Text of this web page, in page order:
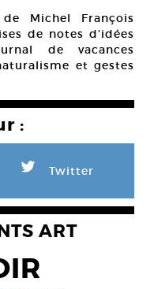
de Michel François
de notes d’idées
de vacances
et gestes
:
L Twitter
ART